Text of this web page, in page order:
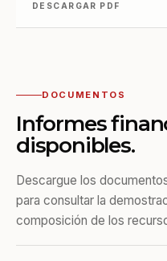
DESCARGAR PDF
DOCUMENTOS
Informes
disponibles.
Descargue los
para consultar la
composición de los